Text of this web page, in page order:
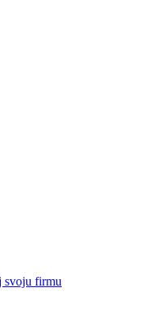
svoju firmu